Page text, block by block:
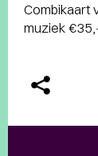
Combikaart
muziek